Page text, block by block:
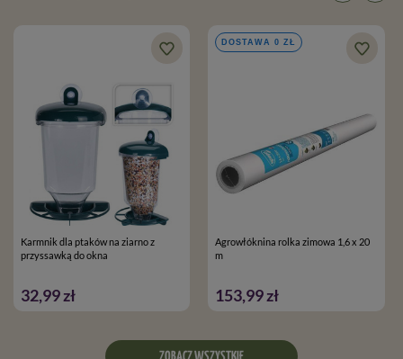
Karmnik dla ptaków na ziarno z
przyssawką do okna
32,99 zł
DOSTAWA 0 ZŁ
Agrowłóknina rolka zimowa 1,6 x 20
m
153,99 zł